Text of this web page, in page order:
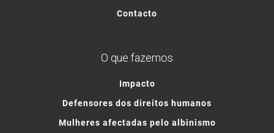
Contacto
O que fazemos
Impacto
Defensores dos direitos humanos
Mulheres afectadas pelo albinismo